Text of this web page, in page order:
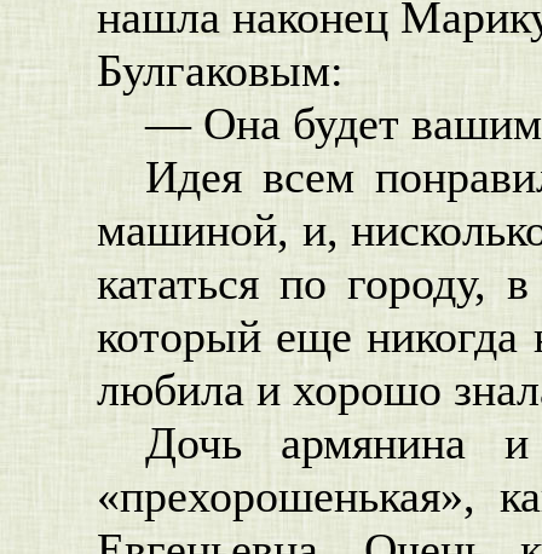
нашла наконец
Булгаковым:
— Она будет
Идея всем
машиной, и,
кататься по городу,
который еще никогда
любила и хорошо
Дочь армянина
«прехорошенькая»,